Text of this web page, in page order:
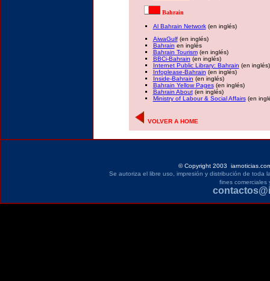
Bahrain
Al Bahrain Network(en inglés)
AiwaGulf(en inglés)
Bahrain en inglés
Bahrain Tourism(en inglés)
BBCi-Bahrain (en inglés)
Internet Public Library: Bahrain (en inglés)
Infoplease-Bahrain (en inglés)
Inside-Bahrain (en inglés)
Bahrain Yellow Pages(en inglés)
Bahrain About(en inglés)
Ministry of Labour & Social Affairs(en
VOLVER A HOME
© Copyright 2003
Se autoriza el libre uso, impresión y distribución de toda
fines comerciales